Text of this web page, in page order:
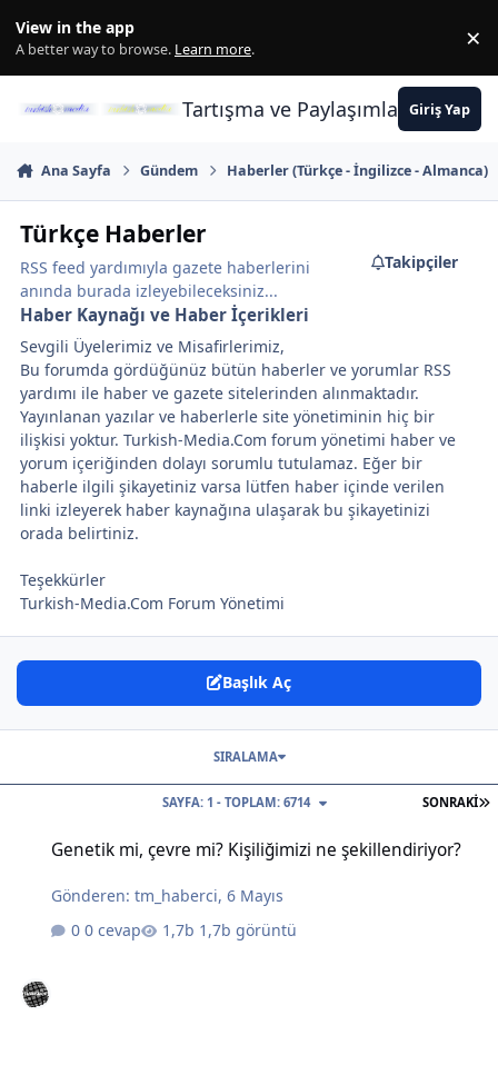
View in the app
A better way to browse. Learn more. ×
Tartışma ve PaylaşımlarınGiriş Yap
Ana Sayfa Gündem Haberler (Türkçe - İngilizce - Almanca)
Türkçe Haberler
RSS feed yardımıyla gazete haberlerini
anında burada izleyebileceksiniz...
Takipçiler
Haber Kaynağı ve Haber İçerikleri
Sevgili Üyelerimiz ve Misafirlerimiz,
Bu forumda gördüğünüz bütün haberler ve yorumlar RSS
yardımı ile haber ve gazete sitelerinden alınmaktadır.
Yayınlanan yazılar ve haberlerle site yönetiminin hiç bir
ilişkisi yoktur. Turkish-Media.Com forum yönetimi haber ve
yorum içeriğinden dolayı sorumlu tutulamaz. Eğer bir
haberle ilgili şikayetiniz varsa lütfen haber içinde verilen
linki izleyerek haber kaynağına ulaşarak bu şikayetinizi
orada belirtiniz.
Teşekkürler
Turkish-Media.Com Forum Yönetimi
Başlık Aç
SONRAKI
SAYFA: 1 - TOPLAM: 6714
SIRALAMA
Genetik mi, çevre mi? Kişiliğimizi ne şekillendiriyor?
Gönderen:tm_haberci,6 Mayıs
0 cevap
1,7b görüntü